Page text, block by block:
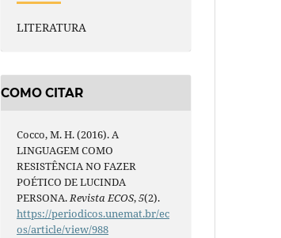
LITERATURA
COMO CITAR
Cocco, M. H. (2016). A
LINGUAGEM COMO
RESISTÊNCIA NO FAZER
POÉTICO DE LUCINDA
PERSONA.Revista ECOS,5(2).
https://periodicos.unemat.br/ec
os/article/view/988